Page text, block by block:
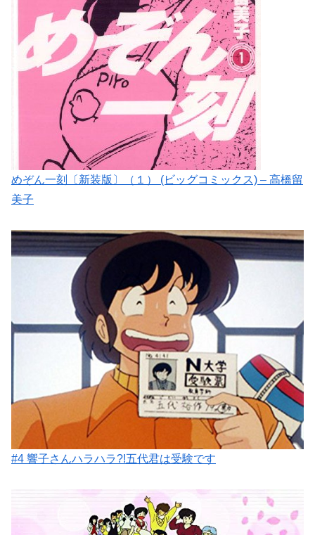
めぞん一刻〔新装版〕（１） (ビッグコミックス) – 高橋留
美子
#4 響子さんハラハラ?!五代君は受験です